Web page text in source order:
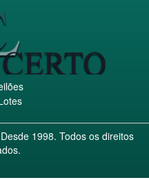
1998. Todos os direitos